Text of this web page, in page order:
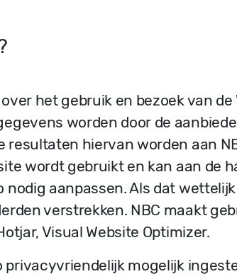
het gebruik en bezoek van de
worden door de
hiervan worden aan
wordt gebruikt en kan aan de
aanpassen. Als dat
verstrekken. NBC maakt
Visual Website Optimizer.
mogelijk